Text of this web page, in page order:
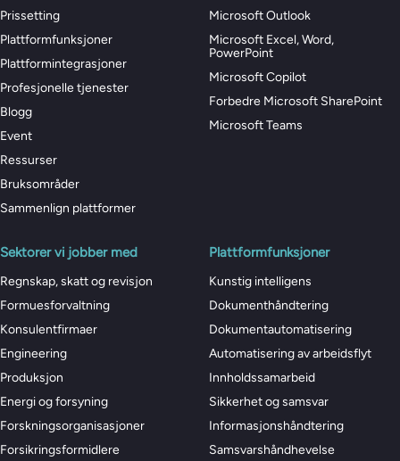
Prissetting
Plattformfunksjoner
Plattformintegrasjoner
Profesjonelle tjenester
Blogg
Event
Ressurser
Bruksområder
Sammenlign plattformer
Microsoft Outlook
Microsoft Excel, Word,
PowerPoint
Microsoft Copilot
Forbedre Microsoft SharePoint
Microsoft Teams
Sektorer vi jobber med
Regnskap, skatt og revisjon
Formuesforvaltning
Konsulentfirmaer
Engineering
Produksjon
Energi og forsyning
Forskningsorganisasjoner
Forsikringsformidlere
Plattformfunksjoner
Kunstig intelligens
Dokumenthåndtering
Dokumentautomatisering
Automatisering av arbeidsflyt
Innholdssamarbeid
Sikkerhet og samsvar
Informasjonshåndtering
Samsvarshåndhevelse